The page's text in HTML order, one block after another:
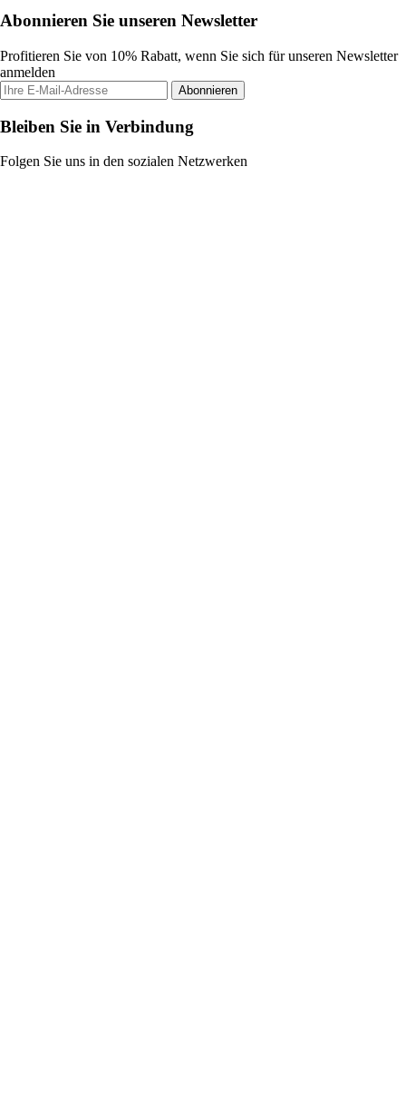
Abonnieren Sie unseren Newsletter
Profitieren Sie von 10% Rabatt, wenn Sie sich für unseren Newsletter
anmelden
Abonnieren
Bleiben Sie in Verbindung
Folgen Sie uns in den sozialen Netzwerken